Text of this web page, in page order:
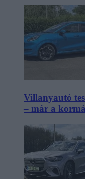
Villanyautó
– már a